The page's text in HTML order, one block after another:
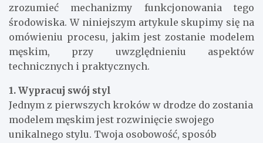
zrozumieć mechanizmy funkcjonowania tego
środowiska. W niniejszym artykule skupimy się na
omówieniu procesu, jakim jest zostanie modelem
męskim, przy uwzględnieniu aspektów
technicznych i praktycznych.
1. Wypracuj swój styl
Jednym z pierwszych kroków w drodze do zostania
modelem męskim jest rozwinięcie swojego
unikalnego stylu. Twoja osobowość, sposób